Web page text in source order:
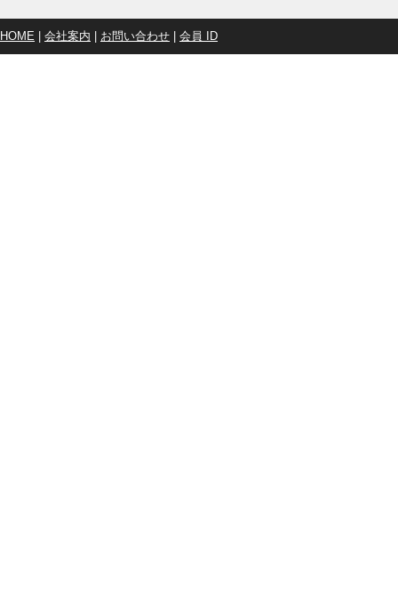
HOME 会社案内 お問い合わせ 会員 ID